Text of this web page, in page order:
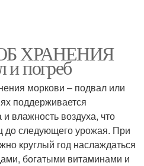
ХРАНЕНИЯ
и погреб
моркови – подвал или
поддерживается
влажность воздуха, что
до следующего урожая. При
круглый год наслаждаться
богатыми витаминами и